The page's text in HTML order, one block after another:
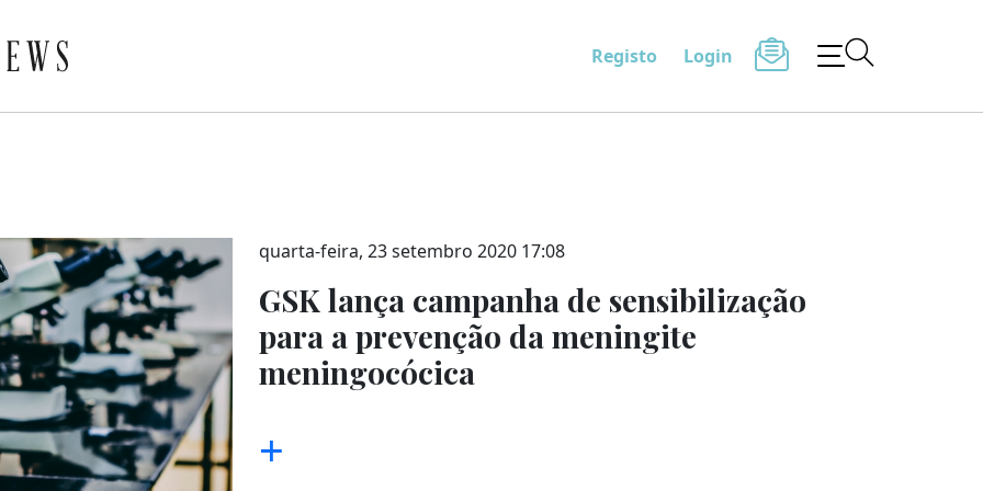
Registo Login
quarta-feira, 23 setembro 2020 17:08
GSK lança campanha de sensibilização
para a prevenção da meningite
meningocócica
+